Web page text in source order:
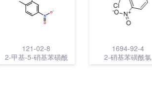
121-02-8
2-甲基-5-硝基苯磺酰
1694-92-4
2-硝基苯磺酰氯